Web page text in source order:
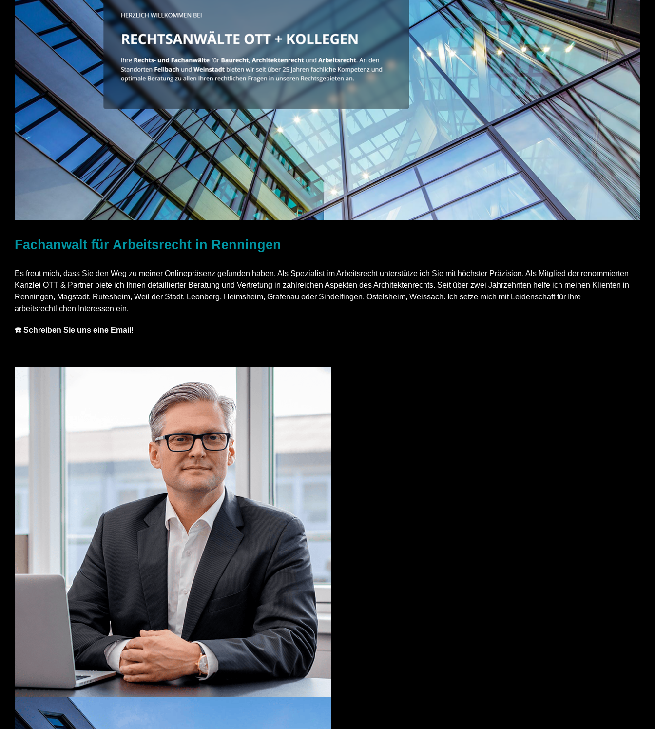
Fachanwalt für Arbeitsrecht in Renningen
Es freut mich, dass Sie den Weg zu meiner Onlinepräsenz gefunden haben. Als Spezialist im Arbeitsrecht unterstütze ich Sie mit höchster Präzision. Als Mitglied der renommierten
Kanzlei OTT & Partner biete ich Ihnen detaillierter Beratung und Vertretung in zahlreichen Aspekten des Architektenrechts. Seit über zwei Jahrzehnten helfe ich meinen Klienten in
Renningen, Magstadt, Rutesheim, Weil der Stadt, Leonberg, Heimsheim, Grafenau oder Sindelfingen, Ostelsheim, Weissach. Ich setze mich mit Leidenschaft für Ihre
arbeitsrechtlichen Interessen ein.
☎️ Schreiben Sie uns eine Email!